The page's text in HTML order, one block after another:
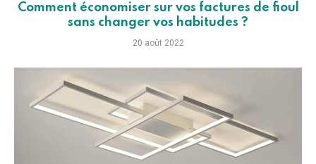
Comment économiser sur vos factures de fioul
sans changer vos habitudes ?
20 août 2022